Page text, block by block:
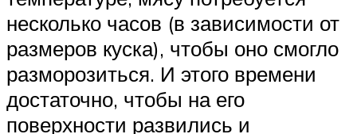
несколько часов (в зависимости от
размеров куска), чтобы оно смогло
разморозиться. И этого времени
достаточно, чтобы на его
поверхности развились и